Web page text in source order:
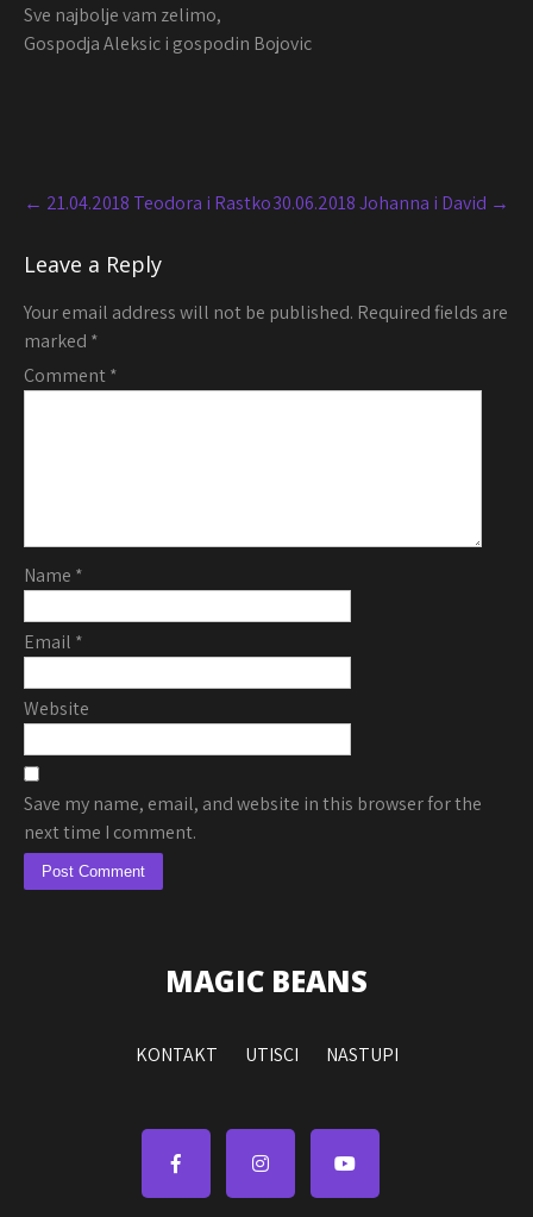
Sve najbolje vam zelimo,
Gospodja Aleksic i gospodin Bojovic
navigation
← 21.04.2018 Teodora i Rastko30.06.2018 Johanna i David →
Leave a Reply
Your email address will not be published. Required fields are
marked *
Comment*
Name *
Email *
Website
Save my name, email, and website in this browser for the
next time I comment.
MAGIC BEANS
KONTAKT UTISCI NASTUPI